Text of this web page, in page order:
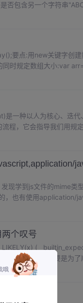
否包含另一个字符串
之一。它以三个发明者
要点:用new关键字创
时规定数组大小:var
化大小时,数组会自动
一种以人为核心、迭
程，它会指导我们用规
代式开发；敏捷软件开
现学到js文件的mime
，也有使用application/
什么区别，在google上
个叹号
呢？取两次非主要是为